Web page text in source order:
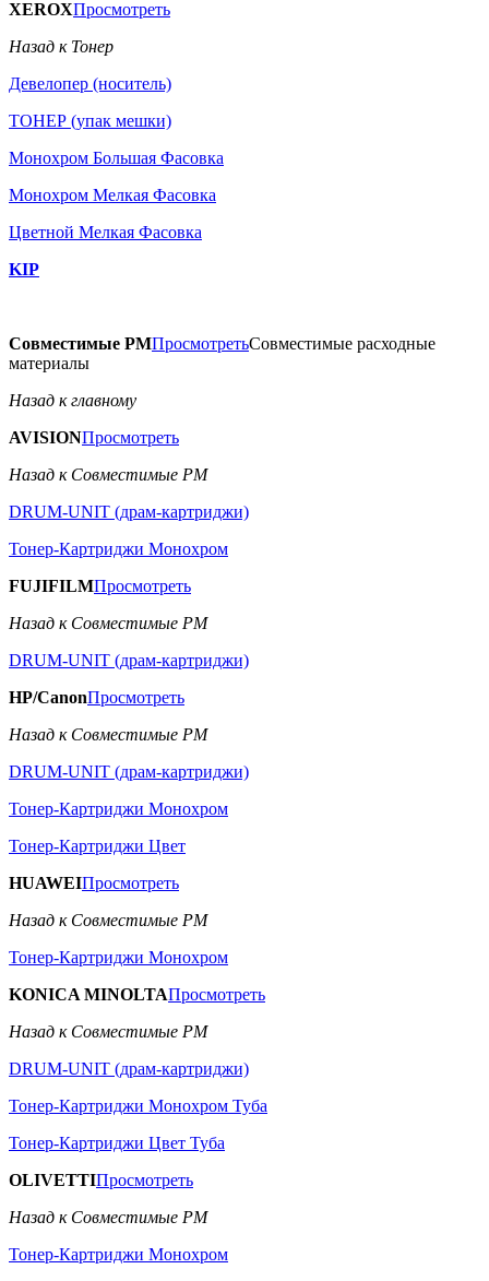
XEROXПросмотреть
Назад к Тонер
Девелопер (носитель)
ТОНЕР (упак мешки)
Монохром Большая Фасовка
Монохром Мелкая Фасовка
Цветной Мелкая Фасовка
KIP
Совместимые РМПросмотретьСовместимые расходные
материалы
Назад к главному
AVISIONПросмотреть
Назад к Совместимые РМ
DRUM-UNIT (драм-картриджи)
Тонер-Картриджи Монохром
FUJIFILMПросмотреть
Назад к Совместимые РМ
DRUM-UNIT (драм-картриджи)
HP/CanonПросмотреть
Назад к Совместимые РМ
DRUM-UNIT (драм-картриджи)
Тонер-Картриджи Монохром
Тонер-Картриджи Цвет
HUAWEIПросмотреть
Назад к Совместимые РМ
Тонер-Картриджи Монохром
KONICA MINOLTAПросмотреть
Назад к Совместимые РМ
DRUM-UNIT (драм-картриджи)
Тонер-Картриджи Монохром Туба
Тонер-Картриджи Цвет Туба
OLIVETTIПросмотреть
Назад к Совместимые РМ
Тонер-Картриджи Монохром